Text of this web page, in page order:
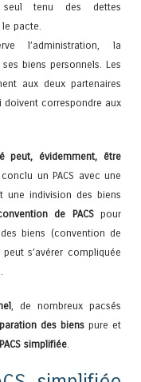
seul tenu des dettes
pacte.
l’administration, la
biens personnels. Les
aux deux partenaires
doivent correspondre aux
peut, évidemment, être
un PACS avec une
une indivision des biens
de PACSpour
biens (convention de
s’avérer compliquée
, de nombreux pacsés
des bienspure et
simplifiée.